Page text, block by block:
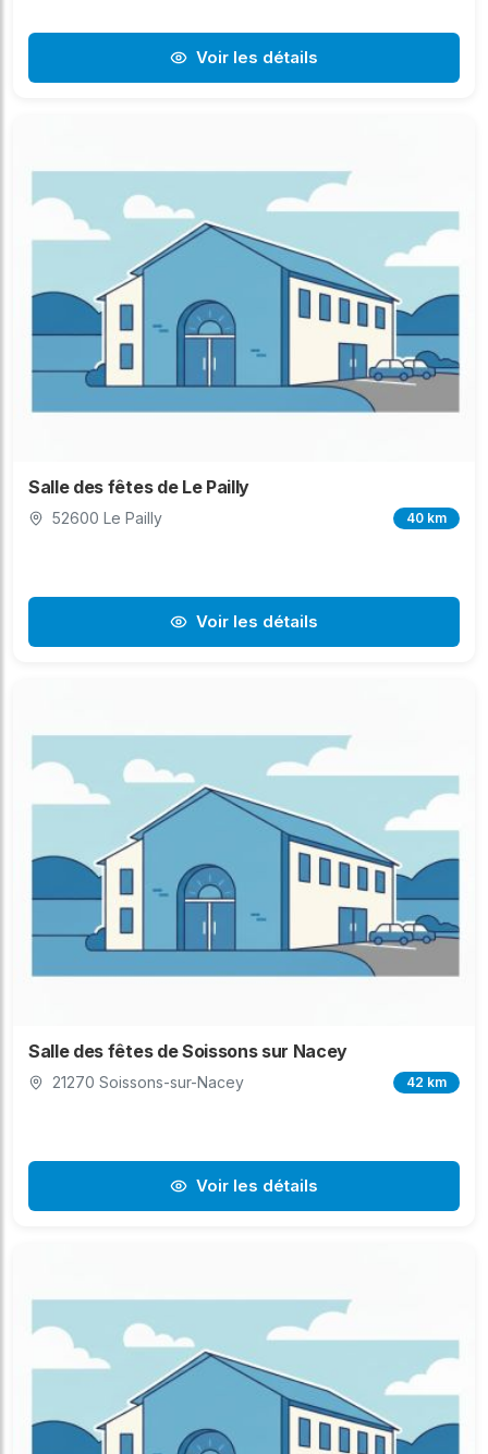
Voir les détails
Salle des fêtes de Le Pailly
52600 Le Pailly 40 km
Voir les détails
Salle des fêtes de Soissons sur Nacey
21270 Soissons-sur-Nacey 42 km
Voir les détails